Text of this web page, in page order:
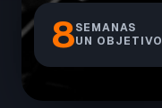
8SEMANAS
UN OBJETIVO